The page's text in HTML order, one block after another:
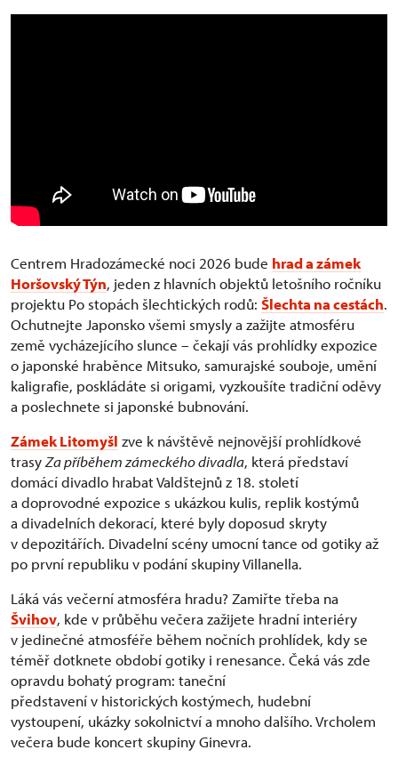
Centrem Hradozámecké noci 2026 bude hrad a zámek
Horšovský Týn, jeden z hlavních objektů letošního ročníku
projektu Po stopách šlechtických rodů: Šlechta na cestách.
Ochutnejte Japonsko všemi smysly a zažijte atmosféru
země vycházejícího slunce – čekají vás prohlídky expozice
o japonské hraběnce Mitsuko, samurajské souboje, umění
kaligrafie, poskládáte si origami, vyzkoušíte tradiční oděvy
a poslechnete si japonské bubnování.
Zámek Litomyšl zve k návštěvě nejnovější prohlídkové
trasyZa příběhem zámeckého divadla, která představí
domácí divadlo hrabat Valdštejnů z 18. století
a doprovodné expozice s ukázkou kulis, replik kostýmů
a divadelních dekorací, které byly doposud skryty
v depozitářích. Divadelní scény umocní tance od gotiky až
po první republiku v podání skupiny Villanella.
Láká vás večerní atmosféra hradu? Zamiřte třeba na
Švihov, kde v průběhu večera zažijete hradní interiéry
v jedinečné atmosféře během nočních prohlídek, kdy se
téměř dotknete období gotiky i renesance. Čeká vás zde
opravdu bohatý program: taneční
představení v historických kostýmech, hudební
vystoupení, ukázky sokolnictví a mnoho dalšího. Vrcholem
večera bude koncert skupiny Ginevra.